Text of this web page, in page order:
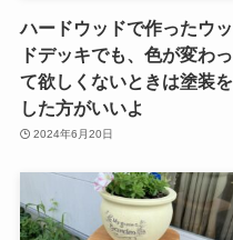
ハードウッドで作ったウッ
ドデッキでも、色が変わっ
て欲しくないときは塗装を
した方がいいよ
2024年6月20日